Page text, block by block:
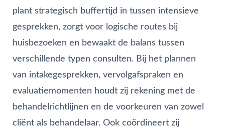
plant strategisch buffertijd in tussen intensieve
gesprekken, zorgt voor logische routes bij
huisbezoeken en bewaakt de balans tussen
verschillende typen consulten. Bij het plannen
van intakegesprekken, vervolgafspraken en
evaluatiemomenten houdt zij rekening met de
behandelrichtlijnen en de voorkeuren van zowel
cliënt als behandelaar. Ook coördineert zij